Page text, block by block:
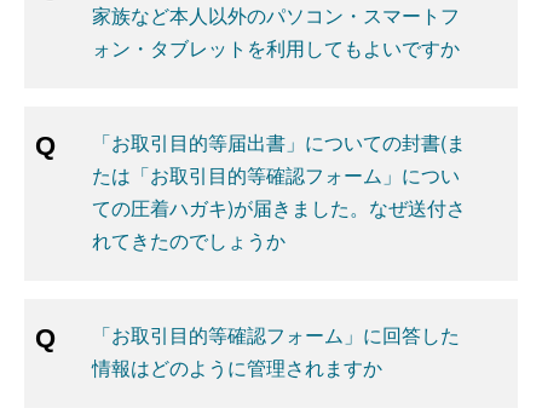
家族など本人以外のパソコン・スマートフ
ォン・タブレットを利用してもよいですか
「お取引目的等届出書」についての封書(ま
たは「お取引目的等確認フォーム」につい
ての圧着ハガキ)が届きました。なぜ送付さ
れてきたのでしょうか
「お取引目的等確認フォーム」に回答した
情報はどのように管理されますか